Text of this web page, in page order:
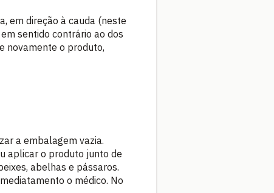
em direção à cauda (neste
sentido contrário ao dos
novamente o produto,
a embalagem vazia.
aplicar o produto junto de
abelhas e pássaros.
o médico. No